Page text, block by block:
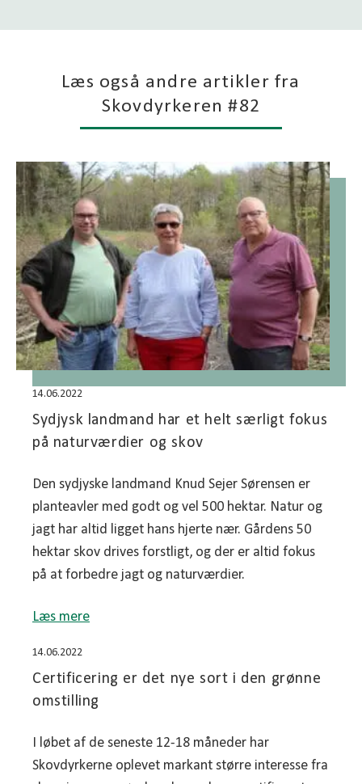
Læs også andre artikler fra
Skovdyrkeren #82
14.06.2022
Sydjysk landmand har et helt særligt fokus
på naturværdier og skov
Den sydjyske landmand Knud Sejer Sørensen er
planteavler med godt og vel 500 hektar. Natur og
jagt har altid ligget hans hjerte nær. Gårdens 50
hektar skov drives forstligt, og der er altid fokus
på at forbedre jagt og naturværdier.
Læs mere
14.06.2022
Certificering er det nye sort i den grønne
omstilling
I løbet af de seneste 12-18 måneder har
Skovdyrkerne oplevet markant større interesse fra